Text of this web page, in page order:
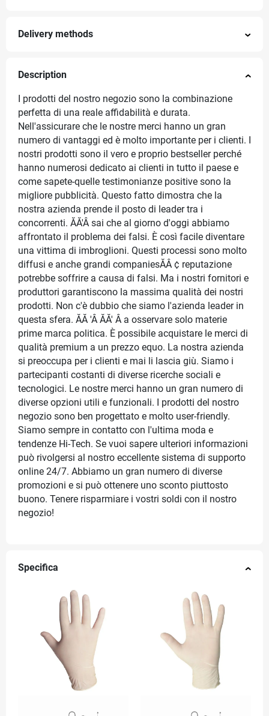
Delivery methods
Description
I prodotti del nostro negozio sono la combinazione
perfetta di una reale affidabilità e durata.
Nell'assicurare che le nostre merci hanno un gran
numero di vantaggi ed è molto importante per i clienti. I
nostri prodotti sono il vero e proprio bestseller perché
hanno numerosi dedicato ai clienti in tutto il paese e
come sapete-quelle testimonianze positive sono la
migliore pubblicità. Questo fatto dimostra che la
nostra azienda prende il posto di leader tra i
concorrenti. ĂĂ'Â sai che al giorno d'oggi abbiamo
affrontato il problema dei falsi. È così facile diventare
una vittima di imbroglioni. Questi processi sono molto
diffusi e anche grandi companiesĂÂ ¢ reputazione
potrebbe soffrire a causa di falsi. Ma i nostri fornitori e
produttori garantiscono la massima qualità dei nostri
prodotti. Non c'è dubbio che siamo l'azienda leader in
questa sfera. ĂĂ 'Â ĂĂ' Â a osservare solo materie
prime marca politica. È possibile acquistare le merci di
qualità premium a un prezzo equo. La nostra azienda
si preoccupa per i clienti e mai li lascia giù. Siamo i
partecipanti costanti di diverse ricerche sociali e
tecnologici. Le nostre merci hanno un gran numero di
diverse opzioni utili e funzionali. I prodotti del nostro
negozio sono ben progettato e molto user-friendly.
Siamo sempre in contatto con l'ultima moda e
tendenze Hi-Tech. Se vuoi sapere ulteriori informazioni
può rivolgersi al nostro eccellente sistema di supporto
online 24/7. Abbiamo un gran numero di diverse
promozioni e si può ottenere uno sconto piuttosto
buono. Tenere risparmiare i vostri soldi con il nostro
negozio!
Specifica